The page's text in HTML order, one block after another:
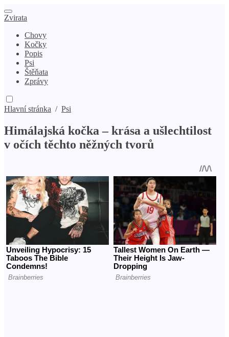
Zvirata
Chovy
Kočky
Popis
Psi
Štěňata
Zprávy
Hlavní stránka / Psi
Himálajská kočka – krása a ušlechtilost
v očích těchto něžných tvorů